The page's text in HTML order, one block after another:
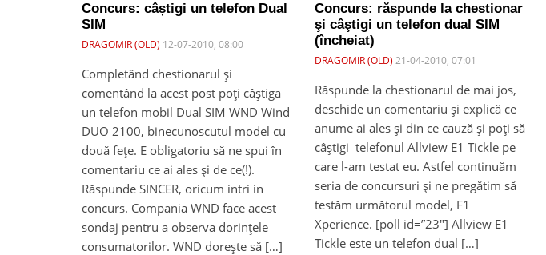
Concurs: câștigi un telefon Dual
SIM
DRAGOMIR (OLD) 12-07-2010, 08:00
Completând chestionarul și
comentând la acest post poți câștiga
un telefon mobil Dual SIM WND Wind
DUO 2100, binecunoscutul model cu
două fețe. E obligatoriu să ne spui în
comentariu ce ai ales și de ce(!).
Răspunde SINCER, oricum intri in
concurs. Compania WND face acest
sondaj pentru a observa dorințele
consumatorilor. WND dorește să […]
Concurs: răspunde la chestionar
şi câştigi un telefon dual SIM
(încheiat)
DRAGOMIR (OLD) 21-04-2010, 07:01
Răspunde la chestionarul de mai jos,
deschide un comentariu şi explică ce
anume ai ales şi din ce cauză şi poţi să
câştigi telefonul Allview E1 Tickle pe
care l-am testat eu. Astfel continuăm
seria de concursuri şi ne pregătim să
testăm următorul model, F1
Xperience. [poll id=”23″] Allview E1
Tickle este un telefon dual […]